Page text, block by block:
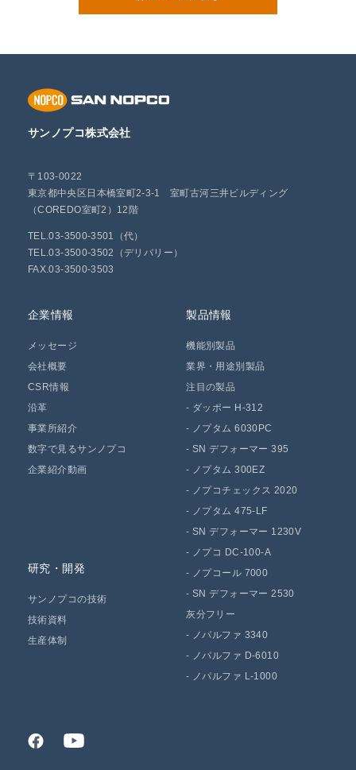
サンノプコ株式会社
〒103-0022
東京都中央区日本橋室町2-3-1 室町古河三井ビルディング
（COREDO室町2）12階
TEL.03-3500-3501（代）
TEL.03-3500-3502（デリバリー）
FAX.03-3500-3503
企業情報
メッセージ
会社概要
CSR情報
沿革
事業所紹介
数字で見るサンノプコ
企業紹介動画
製品情報
機能別製品
業界・用途別製品
注目の製品
- ダッポー H-312
- ノプタム 6030PC
-SN デフォーマー 395
- ノプタム 300EZ
- ノプコチェックス 2020
- ノプタム 475-LF
-SN デフォーマー 1230V
- ノプコ DC-100-A
- ノプコール 7000
-SN デフォーマー 2530
灰分フリー
- ノパルファ 3340
- ノパルファ D-6010
- ノパルファ L-1000
研究・開発
サンノプコの技術
技術資料
生産体制